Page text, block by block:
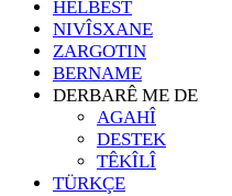
HELBEST
NIVÎSXANE
ZARGOTIN
BERNAME
DERBARÊ ME DE
AGAHÎ
DESTEK
TÊKÎLÎ
TÜRKÇE